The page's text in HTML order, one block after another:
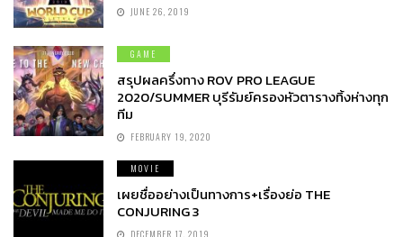
JUNE 26, 2019
GAME
สรุปผลครึ่งทาง ROV PRO LEAGUE
2020/SUMMER บุรีรัมย์ครองหัวตารางทิ้งห่างทุก
ทีม
FEBRUARY 19, 2020
MOVIE
เผยชื่ออย่างเป็นทางการ+เรื่องย่อ THE
CONJURING 3
DECEMBER 17, 2019